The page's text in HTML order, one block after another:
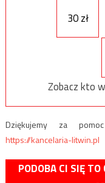
30 zł
Zobacz kto
Dziękujemy za
https://kancelaria-litwin.pl
PODOBA CI SIĘ TO